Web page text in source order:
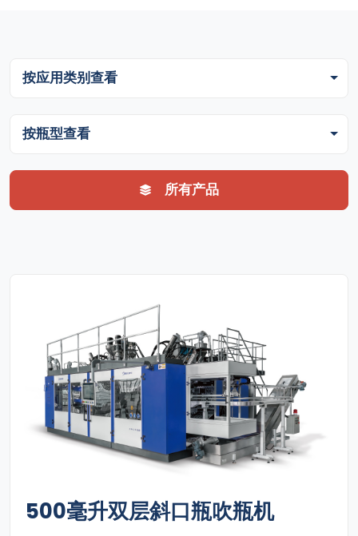
按应用类别查看
按瓶型查看
所有产品
500毫升双层斜口瓶吹瓶机